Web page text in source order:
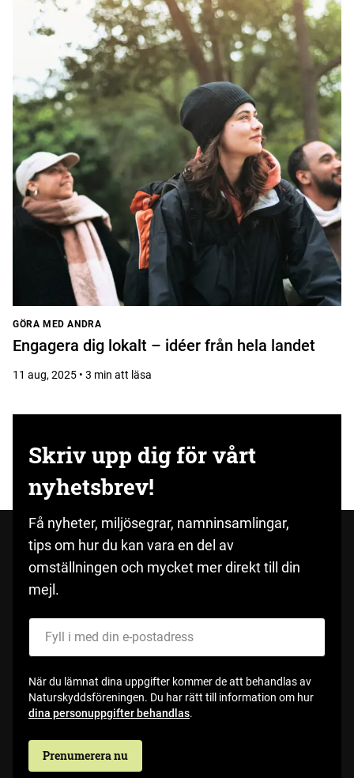
GÖRA MED ANDRA
Engagera dig lokalt – idéer från hela landet
11 aug, 2025 • 3 min att läsa
Skriv upp dig för vårt
nyhetsbrev!
Få nyheter, miljösegrar, namninsamlingar,
tips om hur du kan vara en del av
omställningen och mycket mer direkt till din
mejl.
När du lämnat dina uppgifter kommer de att behandlas av
Naturskyddsföreningen. Du har rätt till information om hur
dina personuppgifter behandlas.
Prenumerera nu